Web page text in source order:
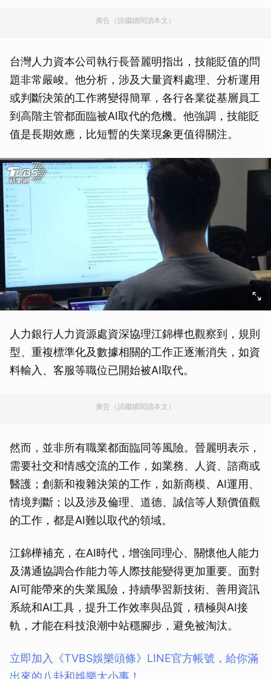
廣告（請繼續閱讀本文）
台灣人力資本公司執行長晉麗明指出，技能貶值的問
題非常嚴峻。他分析，涉及大量資料處理、分析運用
或判斷決策的工作將變得簡單，各行各業從基層員工
到高階主管都面臨被AI取代的危機。他強調，技能貶
值是長期效應，比短暫的失業現象更值得關注。
人力銀行人力資源處資深協理江錦樺也觀察到，規則
型、重複標準化及數據相關的工作正逐漸消失，如資
料輸入、客服等職位已開始被AI取代。
廣告（請繼續閱讀本文）
然而，並非所有職業都面臨同等風險。晉麗明表示，
需要社交和情感交流的工作，如業務、人資、諮商或
醫護；創新和複雜決策的工作，如新商模、AI運用、
情境判斷；以及涉及倫理、道德、誠信等人類價值觀
的工作，都是AI難以取代的領域。
江錦樺補充，在AI時代，增強同理心、關懷他人能力
及溝通協調合作能力等人際技能變得更加重要。面對
AI可能帶來的失業風險，持續學習新技術、善用資訊
系統和AI工具，提升工作效率與品質，積極與AI接
軌，才能在科技浪潮中站穩腳步，避免被淘汰。
立即加入《TVBS娛樂頭條》LINE官方帳號，給你滿
出來的八卦和娛樂大小事！